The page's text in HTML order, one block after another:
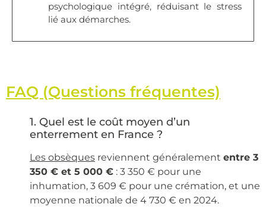
psychologique intégré, réduisant le stress
lié aux démarches.
FAQ (Questions fréquentes)
1. Quel est le coût moyen d’un
enterrement en France ?
Les obsèques reviennent généralement entre 3
350 € et 5 000 € : 3 350 € pour une
inhumation, 3 609 € pour une crémation, et une
moyenne nationale de 4 730 € en 2024.